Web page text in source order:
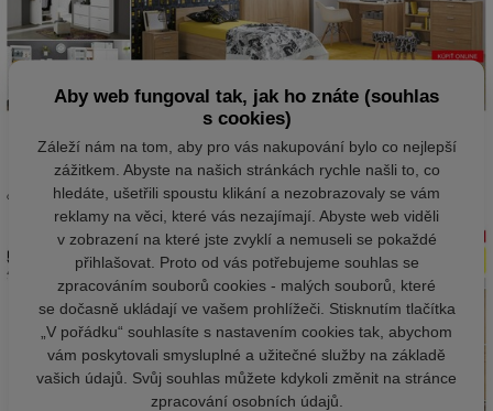
Aby web fungoval tak, jak ho znáte (souhlas
s cookies)
Záleží nám na tom, aby pro vás nakupování bylo co nejlepší
zážitkem. Abyste na našich stránkách rychle našli to, co
hledáte, ušetřili spoustu klikání a nezobrazovaly se vám
reklamy na věci, které vás nezajímají. Abyste web viděli
v zobrazení na které jste zvyklí a nemuseli se pokaždé
přihlašovat. Proto od vás potřebujeme souhlas se
zpracováním souborů cookies - malých souborů, které
se dočasně ukládají ve vašem prohlížeči. Stisknutím tlačítka
„V pořádku“ souhlasíte s nastavením cookies tak, abychom
vám poskytovali smysluplné a užitečné služby na základě
vašich údajů. Svůj souhlas můžete kdykoli změnit na stránce
zpracování osobních údajů.